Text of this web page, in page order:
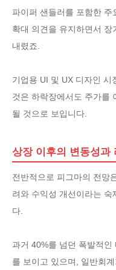
파이퍼 샌들러를 포함한
확대 의견을 유지하면서
내렸죠.
기업용 UI 및 UX 디자인 시
것은 하락장에서도 주가를
될 것으로 보입니다.
상장 이후의 변동성과
전반적으로 피그마의 전망
려와 수익성 개선이라는
다.
과거 40%를 넘던 폭발적인
를 보이고 있으며, 일반회